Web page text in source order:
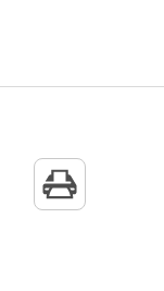
zoekveld